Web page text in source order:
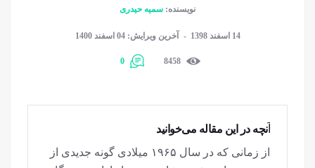
نویسنده: سمیه حیدری
14 اسفند 1398 آخرین ویرایش: 04 اسفند 1400
8458
0
آنچه در این مقاله می‌خوانید
از زمانی که در سال ۱۹۶۵ میلادی گونه جدیدی از